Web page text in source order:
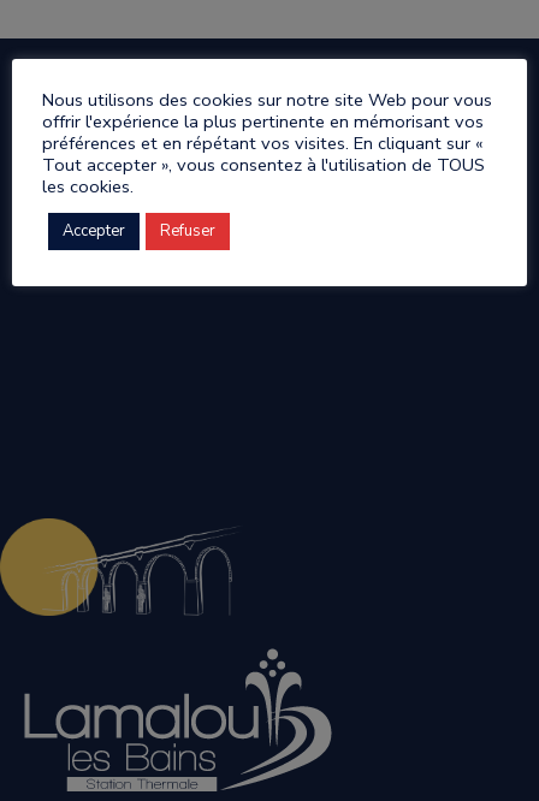
Nous utilisons des cookies sur notre site Web pour vous
offrir l'expérience la plus pertinente en mémorisant vos
préférences et en répétant vos visites. En cliquant sur «
Tout accepter », vous consentez à l'utilisation de TOUS
les cookies.
Accepter Refuser